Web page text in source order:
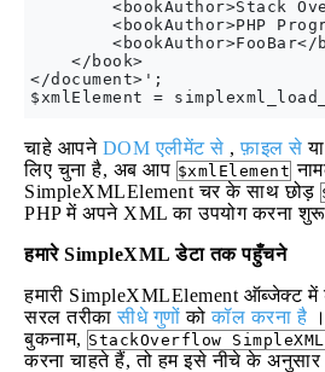
<bookAuthor>Stack
<bookAuthor>PHP
<bookAuthor>FooBar</
    </book>
</document>';
चाहे आपने DOM एलीमेंट से ,फ़ाइल से
लिए चुना है, अब आप $xmlElement
SimpleXMLElement चर के साथ छोड़
PHP में अपने XML का उपयोग करना
हमारे SimpleXML डेटा तक पहुँचने
हमारी SimpleXMLElement ऑब्जेक्ट
सरल तरीकासीधे गुणों कोकॉल करना है
बुकनाम, StackOverflow
करना चाहते हैं, तो हम इसे नीचे के